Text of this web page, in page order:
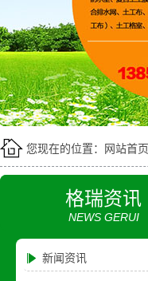
您现在的位置： 网站首页
格瑞资讯
NEWS GERUI
新闻资讯